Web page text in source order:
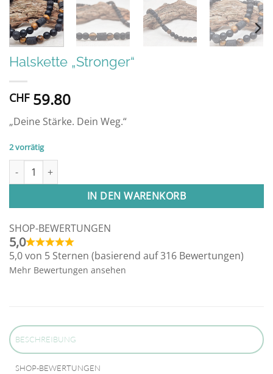
Halskette „Stronger“
CHF59.80
„Deine Stärke. Dein Weg.“
2 vorrätig
Halskette "Stronger" Menge
IN DEN WARENKORB
Alternative:
SHOP-BEWERTUNGEN
5,0
5,0 von 5 Sternen (basierend auf 316 Bewertungen)
Mehr Bewertungen ansehen
BESCHREIBUNG
SHOP-BEWERTUNGEN